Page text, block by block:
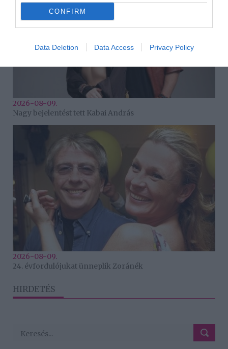
CONFIRM
Data Deletion Data Access Privacy Policy
2026-08-09.
Nagy bejelentést tett Kabai András
2026-08-09.
24. évfordulójukat ünneplik Zoránék
HIRDETÉS